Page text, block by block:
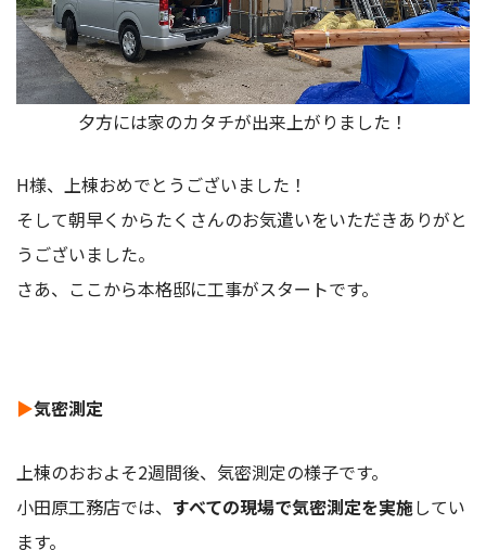
夕方には家のカタチが出来上がりました！
H様、上棟おめでとうございました！
そして朝早くからたくさんのお気遣いをいただきありがと
うございました。
さあ、ここから本格邸に工事がスタートです。
▶気密測定
上棟のおおよそ2週間後、気密測定の様子です。
小田原工務店では、 すべての現場で気密測定を実施してい
ます。